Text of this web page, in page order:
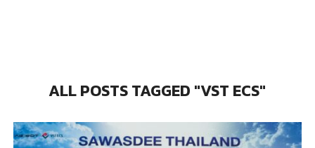
ALL POSTS TAGGED "VST ECS"